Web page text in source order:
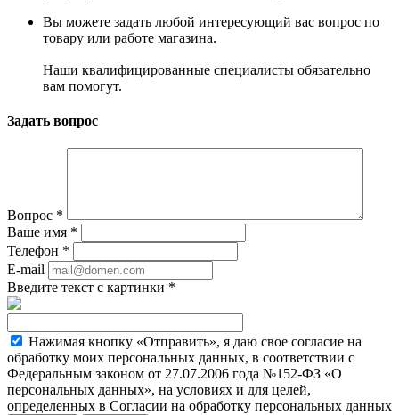
Вы можете задать любой интересующий вас вопрос по
товару или работе магазина.
Наши квалифицированные специалисты обязательно
вам помогут.
Задать вопрос
Вопрос *
Ваше имя *
Телефон *
E-mail
Введите текст с картинки *
Нажимая кнопку «Отправить», я даю свое согласие на
обработку моих персональных данных, в соответствии с
Федеральным законом от 27.07.2006 года №152-ФЗ «О
персональных данных», на условиях и для целей,
определенных в Согласии на обработку персональных данных